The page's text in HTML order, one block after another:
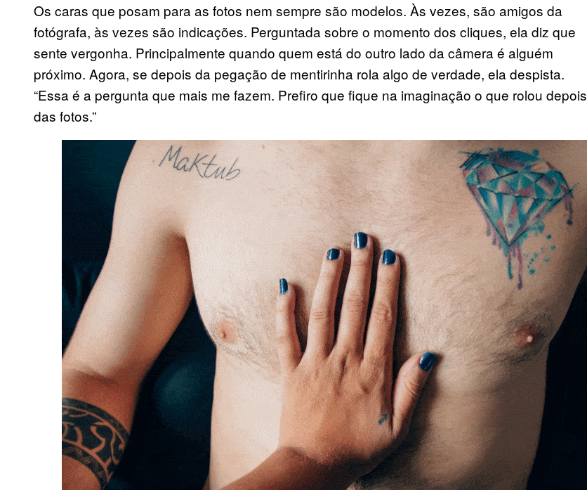
Os caras que posam para as fotos nem sempre são modelos. Às vezes, são amigos da
fotógrafa, às vezes são indicações. Perguntada sobre o momento dos cliques, ela diz que
sente vergonha. Principalmente quando quem está do outro lado da câmera é alguém
próximo. Agora, se depois da pegação de mentirinha rola algo de verdade, ela despista.
“Essa é a pergunta que mais me fazem. Prefiro que fique na imaginação o que rolou depois
das fotos.”